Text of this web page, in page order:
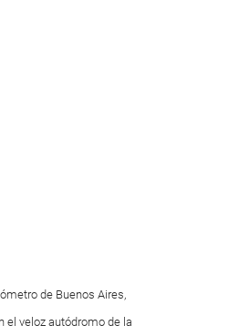
de Buenos Aires,
el veloz autódromo de la